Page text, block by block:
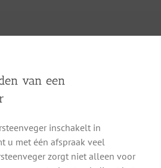
van een
inschakelt in
u met één afspraak veel
zorgt niet alleen voor